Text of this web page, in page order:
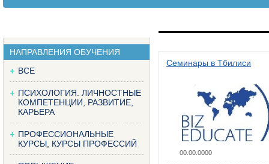
НАПРАВЛЕНИЯ ОБУЧЕНИЯ
ВСЕ
ПСИХОЛОГИЯ. ЛИЧНОСТНЫЕ
КОМПЕТЕНЦИИ, РАЗВИТИЕ,
КАРЬЕРА
ПРОФЕССИОНАЛЬНЫЕ
КУРСЫ, КУРСЫ ПРОФЕССИЙ
Семинары в Тбилиси
00.00.0000